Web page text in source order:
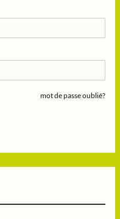
mot de passe oublié?